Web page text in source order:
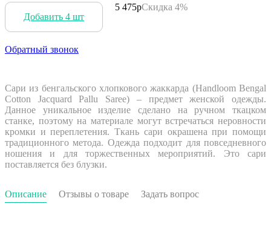
Добавить 4 шт
5 475рСкидка 4%
Обратный звонок
Сари из бенгальского хлопкового жаккарда (Handloom Bengal
Cotton Jacquard Pallu Saree) – предмет женской одежды.
Данное уникальное изделие сделано на ручном ткацком
станке, поэтому на материале могут встречаться неровности
кромки и переплетения. Ткань сари окрашена при помощи
традиционного метода. Одежда подходит для повседневного
ношения и для торжественных мероприятий. Это сари
поставляется без блузки.
Описание Отзывы о товаре Задать вопрос